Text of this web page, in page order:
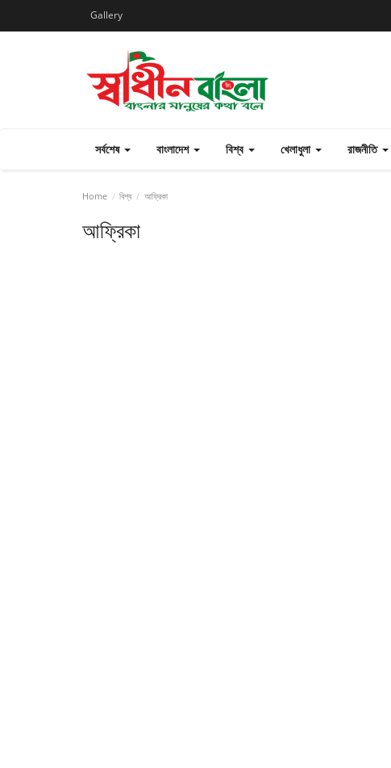
Gallery
সর্বশেষ বাংলাদেশ বিশ্ব খেলাধুলা রাজনীতি
Home বিশ্ব আফ্রিকা
আফ্রিকা